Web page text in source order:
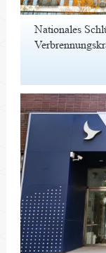
Nationales